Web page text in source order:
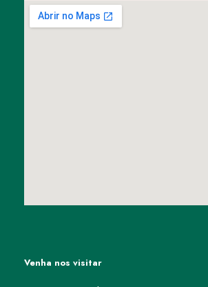
Venha nos visitar